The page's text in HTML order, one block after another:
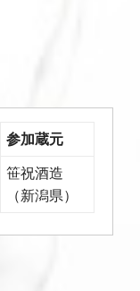
参加蔵元
笹祝酒造
（新潟県）